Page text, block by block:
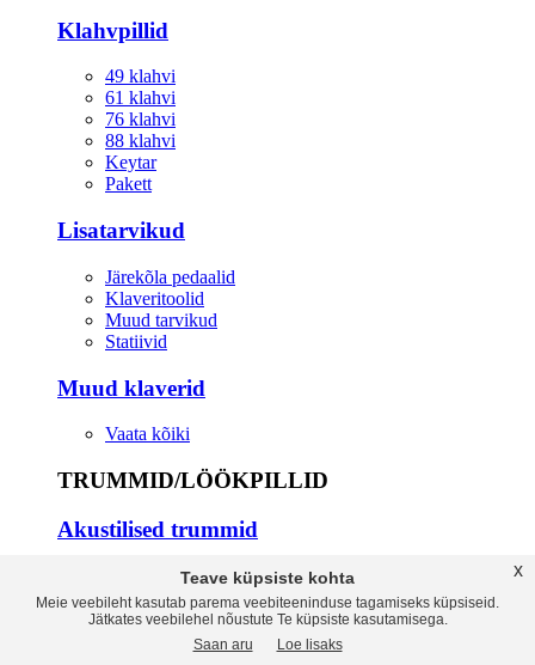
Klahvpillid
49 klahvi
61 klahvi
76 klahvi
88 klahvi
Keytar
Pakett
Lisatarvikud
Järekõla pedaalid
Klaveritoolid
Muud tarvikud
Statiivid
Muud klaverid
Vaata kõiki
TRUMMID/LÖÖKPILLID
Akustilised trummid
Accessories
Bassdrums
Crash Cymbals
Teave küpsiste kohta
Meie veebileht kasutab parema veebiteeninduse tagamiseks küpsiseid.
Jätkates veebilehel nõustute Te küpsiste kasutamisega.
Saan aru
Loe lisaks
x